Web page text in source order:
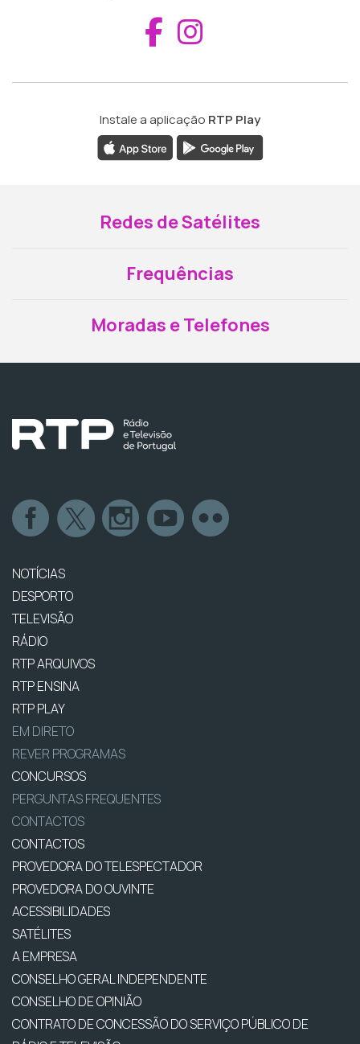
Aceder ao
Instale a aplicação RTP Play
Redes de Satélites
Frequências
Moradas e Telefones
NOTÍCIAS
DESPORTO
TELEVISÃO
RÁDIO
RTP ARQUIVOS
RTP ENSINA
RTP PLAY
EM DIRETO
REVER PROGRAMAS
CONCURSOS
PERGUNTAS FREQUENTES
CONTACTOS
CONTACTOS
PROVEDORA DO TELESPECTADOR
PROVEDORA DO OUVINTE
ACESSIBILIDADES
SATÉLITES
A EMPRESA
CONSELHO GERAL INDEPENDENTE
CONSELHO DE OPINIÃO
CONTRATO DE CONCESSÃO DO SERVIÇO PÚBLICO DE